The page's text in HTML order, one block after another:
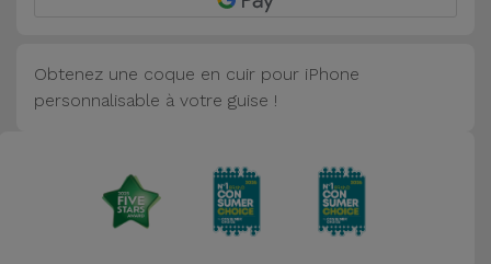
Tablette
Obtenez une coque en cuir pour iPhone
personnalisable à votre guise !